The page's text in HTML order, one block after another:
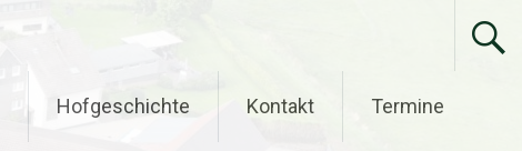
Hofgeschichte Kontakt Termine